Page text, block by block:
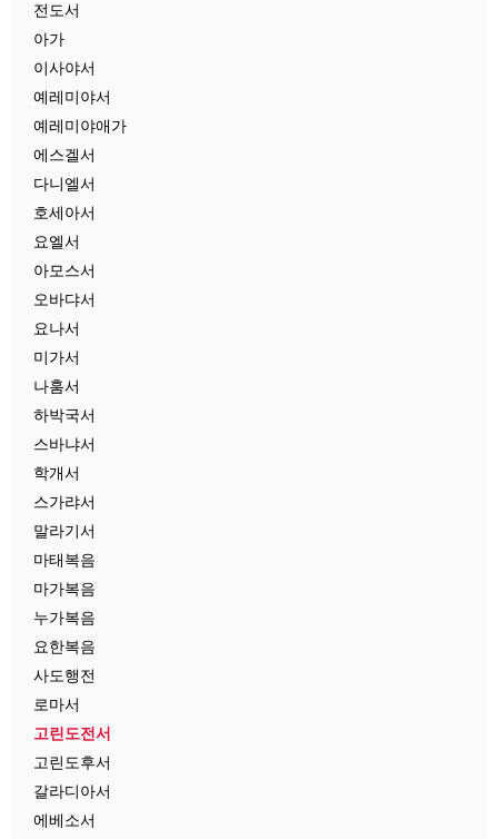
전도서
아가
이사야서
예레미야서
예레미야애가
에스겔서
다니엘서
호세아서
요엘서
아모스서
오바댜서
요나서
미가서
나훔서
하박국서
스바냐서
학개서
스가랴서
말라기서
마태복음
마가복음
누가복음
요한복음
사도행전
로마서
고린도전서
고린도후서
갈라디아서
에베소서